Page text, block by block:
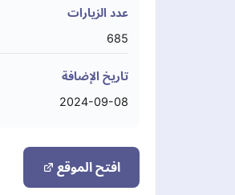
عدد الزيارات
685
تاريخ الإضافة
2024-09-08
افتح الموقع